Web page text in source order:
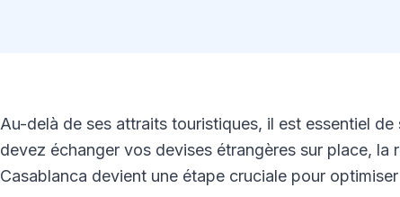
Au-delà de ses attraits touristiques, il est essentiel
devez échanger vos devises étrangères sur place, la
Casablanca devient une étape cruciale pour